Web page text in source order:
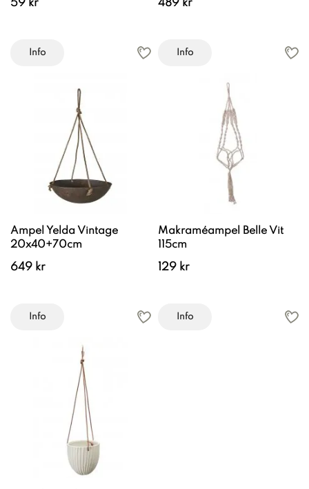
59 kr
Info
489 kr
Info
Ampel Yelda Vintage
20x40+70cm
649 kr
Info
Makraméampel Belle Vit
115cm
129 kr
Info